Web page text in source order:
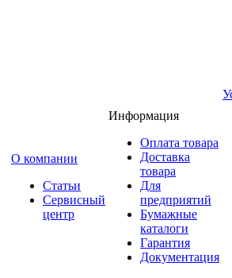
O компании
Статьи
Сервисный
центр
Информация
Оплата товара
Доставка
товара
Для
предприятий
Бумажные
каталоги
Гарантия
Документация